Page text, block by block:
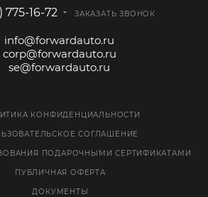
775-16-72 ЗАКАЗАТЬ ЗВОНОК
info@forwardauto.ru
corp@forwardauto.ru
se@forwardauto.ru
КОНФИДЕНЦИАЛЬНОСТИ
СОГЛАШЕНИЕ
ПОДАРОЧНЫМИ СЕРТИФИКАТАМИ
ПУБЛИЧНАЯ ОФЕРТА
ДОКУМЕНТЫ